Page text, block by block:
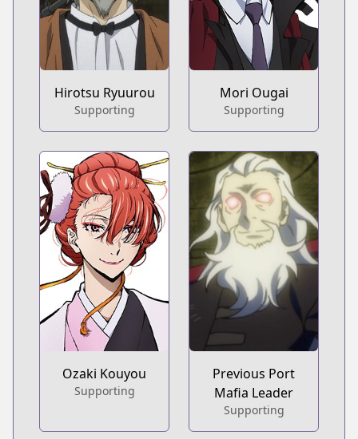
Hirotsu Ryuurou
Supporting
Mori Ougai
Supporting
Ozaki Kouyou
Supporting
Previous Port
Mafia Leader
Supporting